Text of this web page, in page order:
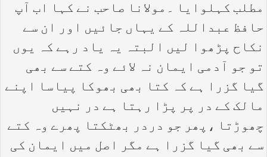
مطلب کہلوایا ۔مولانا صاحب نے کہا اب آپ
حافظ عبداللہ کے یہاں جائیں اور ان سے
نکاح پڑھوا لیں البتہ یہ یاد رہے کہ یوں
تو جو آدمی ایمان نہ لائے وہ کتے سے بھی
گیا گزرا ہے کہ کتا بھی بھوکا پیاسا اپنے
مالک کے در پر پڑا رہتا ہے در نہیں
چھوڑتا ،پھر جو دردر بھٹکتا پھرے وہ کتے
سے بھی گیا گزرا ہے مگر اصل میں ایمان کی